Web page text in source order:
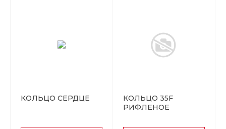
КОЛЬЦО СЕРДЦЕ
КОЛЬЦО 35F
РИФЛЕНОЕ